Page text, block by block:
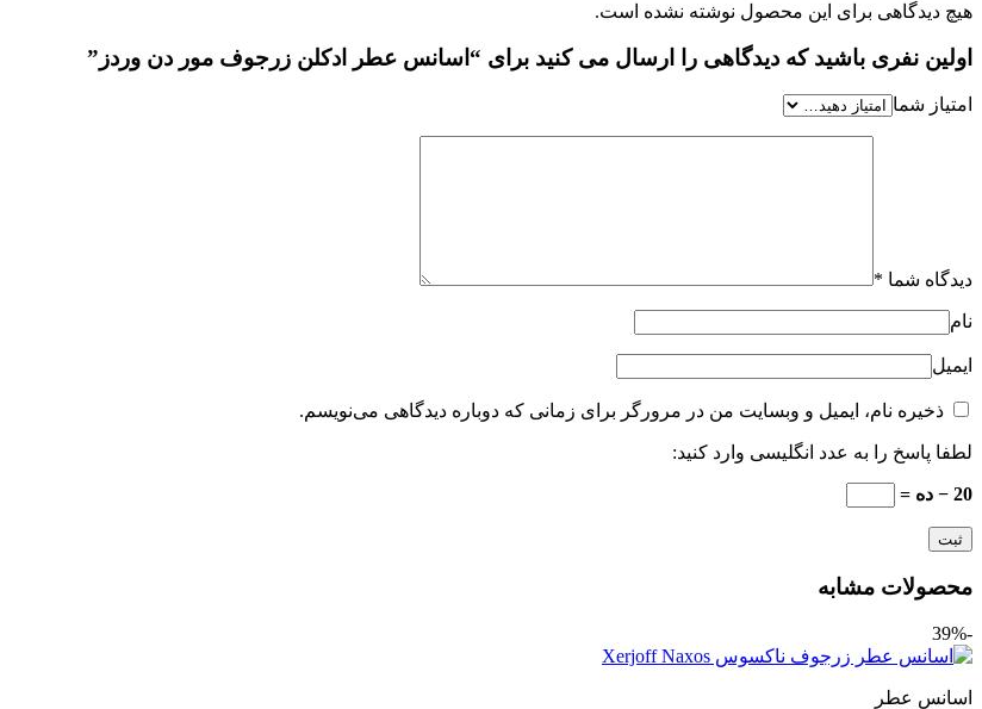
هیچ دیدگاهی برای این محصول نوشته نشده است.
اولین نفری باشید که دیدگاهی را ارسال می کنید برای “اسانس عطر ادکلن زرجوف مور دن وردز”
امتیاز شما
دیدگاه شما *
نام
ایمیل
ذخیره نام، ایمیل و وبسایت من در مرورگر برای زمانی که دوباره دیدگاهی می‌نویسم.
لطفا پاسخ را به عدد انگلیسی وارد کنید:
20 − ده =
محصولات مشابه
-39%
اسانس عطر